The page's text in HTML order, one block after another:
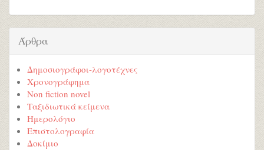
Άρθρα
Δημοσιογράφοι-λογοτέχνες
Χρονογράφημα
Non fiction novel
Ταξιδιωτικά κείμενα
Ημερολόγιο
Επιστολογραφία
Δοκίμιο